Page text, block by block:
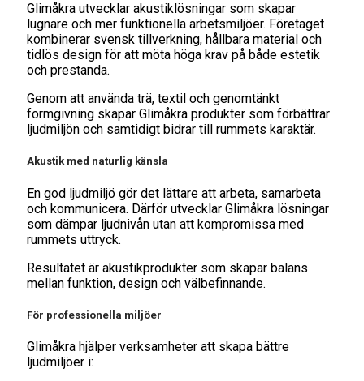
Glimåkra utvecklar akustiklösningar som skapar
lugnare och mer funktionella arbetsmiljöer. Företaget
kombinerar svensk tillverkning, hållbara material och
tidlös design för att möta höga krav på både estetik
och prestanda.
Genom att använda trä, textil och genomtänkt
formgivning skapar Glimåkra produkter som förbättrar
ljudmiljön och samtidigt bidrar till rummets karaktär.
Akustik med naturlig känsla
En god ljudmiljö gör det lättare att arbeta, samarbeta
och kommunicera. Därför utvecklar Glimåkra lösningar
som dämpar ljudnivån utan att kompromissa med
rummets uttryck.
Resultatet är akustikprodukter som skapar balans
mellan funktion, design och välbefinnande.
För professionella miljöer
Glimåkra hjälper verksamheter att skapa bättre
ljudmiljöer i: